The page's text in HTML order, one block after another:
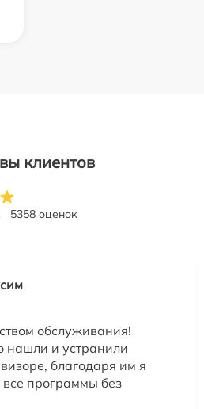
клиентов
5358 оценок
обслуживания!
нашли и устранили
благодаря им я
все программы без